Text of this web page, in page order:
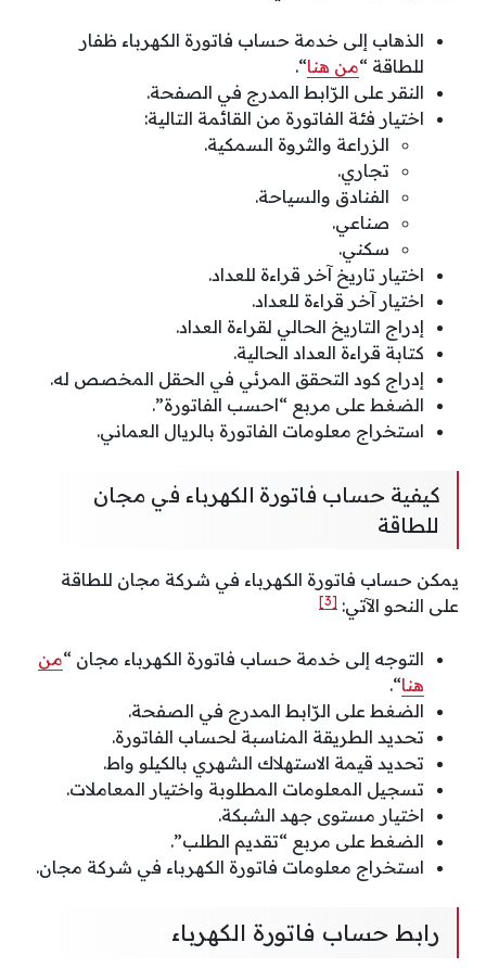
الذهاب إلى خدمة حساب فاتورة الكهرباء ظفار
للطاقة “من هنا“.
النقر على الرّابط المدرج في الصفحة.
اختيار فئة الفاتورة من القائمة التالية:
الزراعة والثروة السمكية.
تجاري.
الفنادق والسياحة.
صناعي.
سكني.
اختيار تاريخ آخر قراءة للعداد.
اختيار آخر قراءة للعداد.
إدراج التاريخ الحالي لقراءة العداد.
كتابة قراءة العداد الحالية.
إدراج كود التحقق المرئي في الحقل المخصص له.
الضغط على مربع “احسب الفاتورة”.
استخراج معلومات الفاتورة بالريال العماني.
كيفية حساب فاتورة الكهرباء في مجان
للطاقة
يمكن حساب فاتورة الكهرباء في شركة مجان للطاقة
على النحو الآتي: [3]
التوجه إلى خدمة حساب فاتورة الكهرباء مجان “من
هنا“.
الضغط على الرّابط المدرج في الصفحة.
تحديد الطريقة المناسبة لحساب الفاتورة.
تحديد قيمة الاستهلاك الشهري بالكيلو واط.
تسجيل المعلومات المطلوبة واختيار المعاملات.
اختيار مستوى جهد الشبكة.
الضغط على مربع “تقديم الطلب”.
استخراج معلومات فاتورة الكهرباء في شركة مجان.
رابط حساب فاتورة الكهرباء